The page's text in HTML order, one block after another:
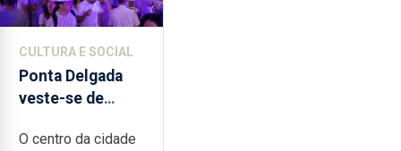
CULTURA E SOCIAL
Ponta Delgada
veste-se de
O centro da cidade